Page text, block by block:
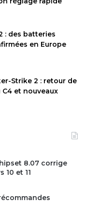
clarifier
lePura 80séduit
de HarmonyOS
espérant une
d’investir
européens
découvrir
reste une option
qualité de
acceptant les
: des batteries
en Europe
Strike 2 : retour de
et nouveaux
8.07 corrige
10 et 11